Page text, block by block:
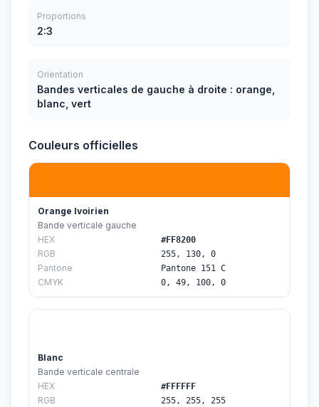
Proportions
2:3
Orientation
Bandes verticales de gauche à droite : orange,
blanc, vert
Couleurs officielles
Orange Ivoirien
Bande verticale gauche
HEX
#FF8200
RGB 255, 130, 0
Pantone Pantone 151 C
CMYK 0, 49, 100, 0
Blanc
Bande verticale centrale
HEX
#FFFFFF
RGB 255, 255, 255